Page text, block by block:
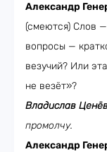
Александр
(смеются) Слов
вопросы —
везучий? Или
не везёт»?
Владислав
промолчу.
Александр